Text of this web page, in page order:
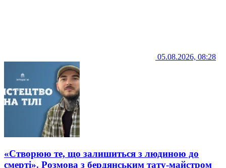
05.08.2026, 08:28
«Створюю те, що залишиться з людиною до
смерті». Розмова з бердянським тату-майстром